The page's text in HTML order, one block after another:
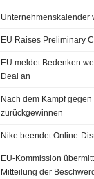
Unternehmenskalender
EU Raises Preliminary
EU meldet Bedenken
Deal an
Nach dem Kampf
zurückgewinnen
Nike beendet Online-
EU-Kommission
Mitteilung der